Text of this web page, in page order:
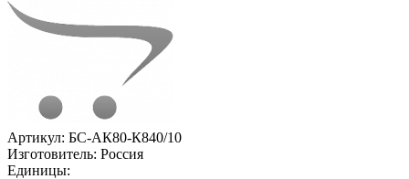
Артикул: БС-АК80-К840/10
Изготовитель: Россия
Единицы: